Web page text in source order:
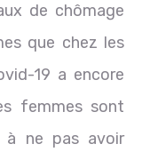
de chômage
que chez les
19 a encore
femmes sont
à ne pas avoir